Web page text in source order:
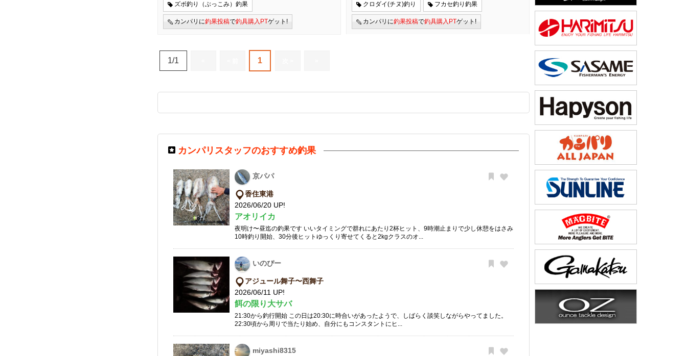
ズボ釣り（ぶっこみ）釣果
カンパリに釣果投稿で釣具購入PTゲット!
クロダイ(チヌ)釣り フカセ釣り釣果
カンパリに釣果投稿で釣具購入PTゲット!
1/1 1
カンパリスタッフのおすすめ釣果
京パパ
香住東港
2026/06/20 UP!
アオリイカ
夜明け〜昼迄の釣果です いいタイミングで群れにあたり2杯ヒット、9時潮止まりで少し休憩をはさみ
10時釣り開始、30分後ヒットゆっくり寄せてくると2kgクラスのオ...
いのぴー
アジュール舞子〜西舞子
2026/06/11 UP!
餌の限り大サバ
21:30から釣行開始 この日は20:30に時合いがあったようで、しばらく談笑しながらやってました。
22:30頃から周りで当たり始め、自分にもコンスタントにヒ...
miyashi8315